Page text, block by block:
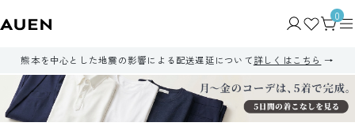
0
熊本を中心とした地震の影響による配送遅延について詳しくはこちら